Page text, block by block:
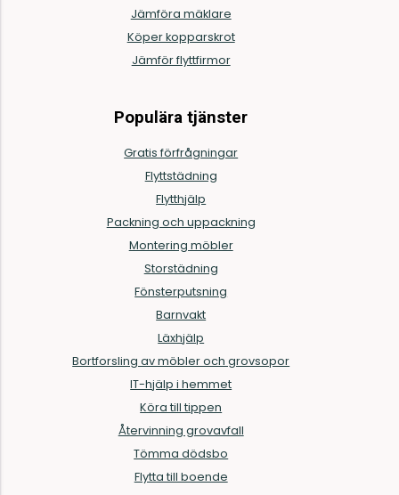
Jämföra mäklare
Köper kopparskrot
Jämför flyttfirmor
Populära tjänster
Gratis förfrågningar
Flyttstädning
Flytthjälp
Packning och uppackning
Montering möbler
Storstädning
Fönsterputsning
Barnvakt
Läxhjälp
Bortforsling av möbler och grovsopor
IT-hjälp i hemmet
Köra till tippen
Återvinning grovavfall
Tömma dödsbo
Flytta till boende